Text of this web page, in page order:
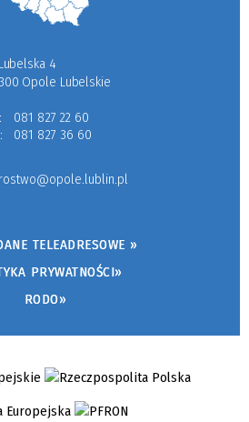
4
Opole Lubelskie
081 827 22 60
081 827 36 60
TELEADRESOWE »
PRYWATNOŚCI»
RODO»